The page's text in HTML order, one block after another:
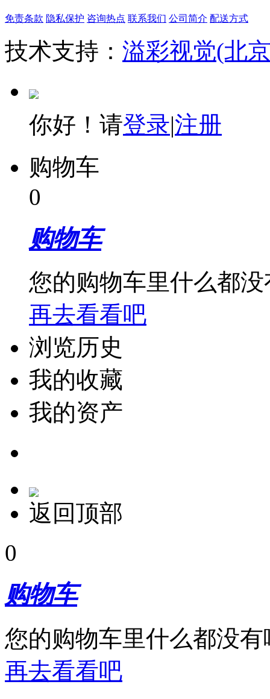
免责条款 隐私保护 咨询热点 联系我们 公司简介 配送方式
技术支持： 溢彩视觉(北
你好！请登录|注册
购物车
0
购物车
您的购物车里什么都没
再去看看吧
浏览历史
我的收藏
我的资产
返回顶部
0
购物车
您的购物车里什么都没有
再去看看吧